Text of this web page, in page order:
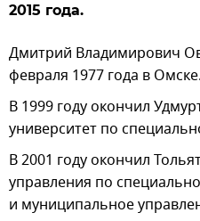
2015 года.
Дмитрий Владимирович
февраля 1977 года в Омске.
В 1999 году окончил
университет по
В 2001 году окончил
управления по
и муниципальное